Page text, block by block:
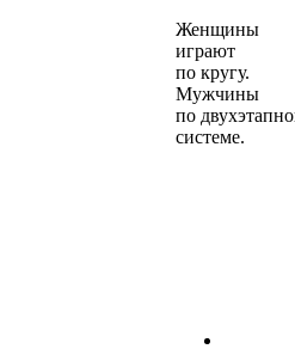
Женщины
играют
по кругу.
Мужчины
по
системе.